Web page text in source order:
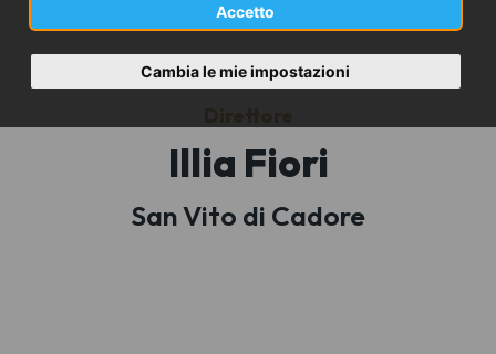
Accetto
Cambia le mie impostazioni
Illia Fiori
San Vito di Cadore